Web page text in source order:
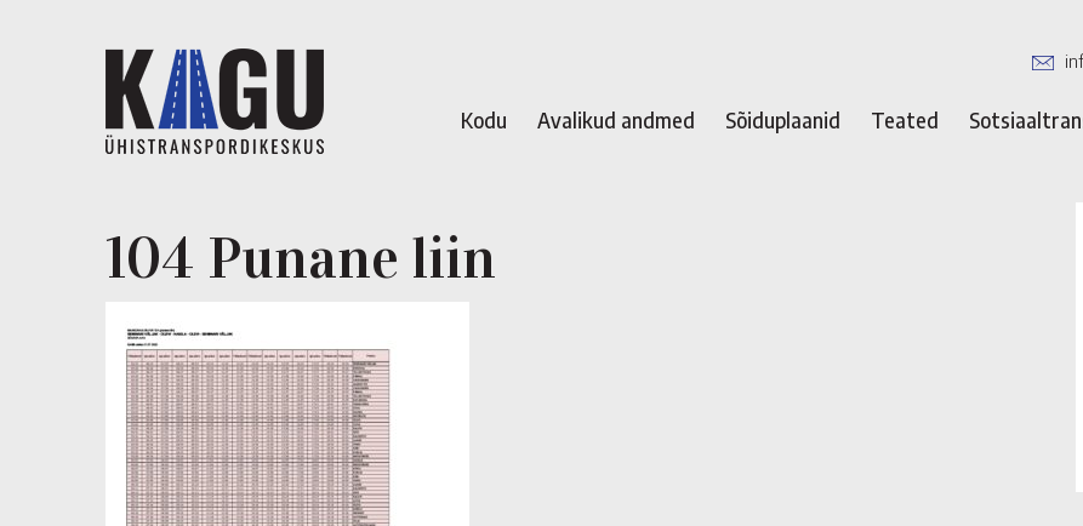
Kodu Avalikud andmed Sõiduplaanid Teated
104 Punane liin